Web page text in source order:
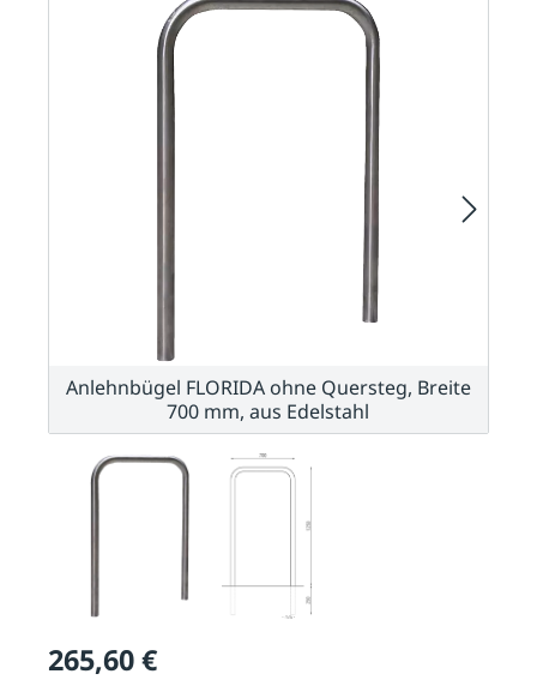
265,60 €
Anlehnbügel FLORIDA ohne Quersteg, Breite
700 mm, aus Edelstahl